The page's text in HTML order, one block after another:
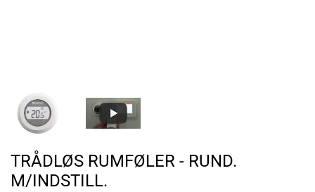
TRÅDLØS RUMFØLER - RUND.
M/INDSTILL.